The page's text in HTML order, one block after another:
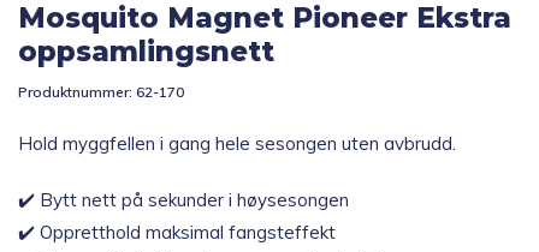
Mosquito Magnet Pioneer Ekstra
oppsamlingsnett
Produktnummer: 62-170
Hold myggfellen i gang hele sesongen uten avbrudd.
✔️ Bytt nett på sekunder i høysesongen
✔️ Oppretthold maksimal fangsteffekt